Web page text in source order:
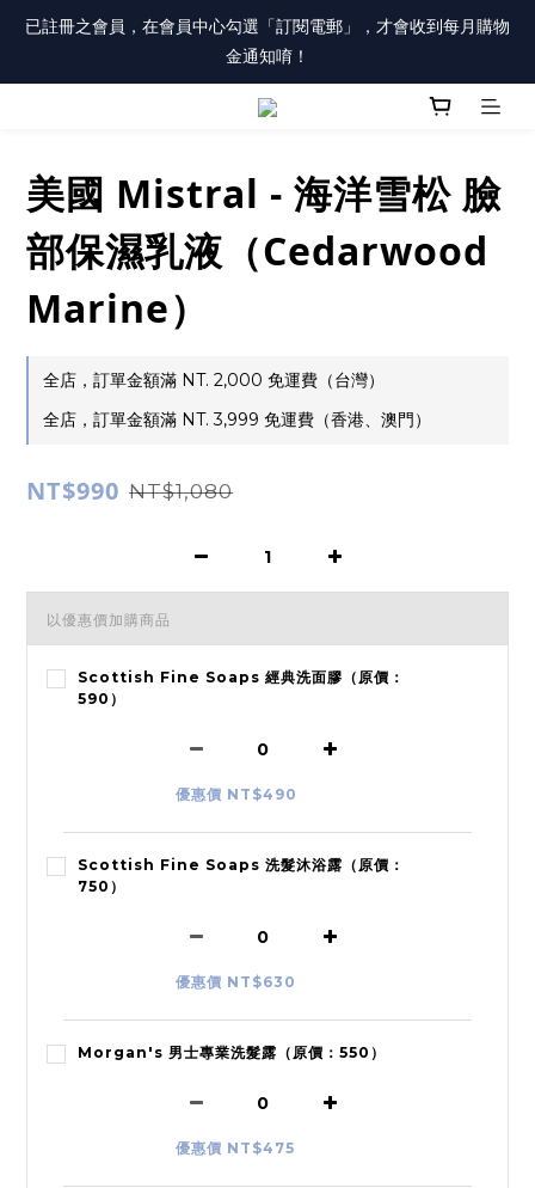
註冊會員「送100元購物金」，同時勾選「接收優惠通知」，還有
每月購物金唷！
已註冊之會員，在會員中心勾選「訂閱電郵」，才會收到每月購物
金通知唷！
註冊會員「送100元購物金」，同時勾選「接收優惠通知」，還有
美國 Mistral - 海洋雪松 臉
部保濕乳液（Cedarwood
Marine）
全店，訂單金額滿 NT. 2,000 免運費（台灣）
全店，訂單金額滿 NT. 3,999 免運費（香港、澳門）
NT$990 NT$1,080
以優惠價加購商品
Scottish Fine Soaps 經典洗面膠（原價：
590）
優惠價 NT$490
Scottish Fine Soaps 洗髮沐浴露（原價：
750）
優惠價 NT$630
Morgan's 男士專業洗髮露（原價：550）
優惠價 NT$475